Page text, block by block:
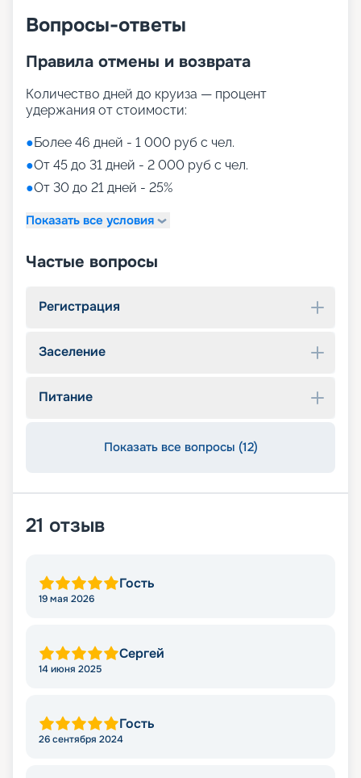
Вопросы-ответы
Правила отмены и возврата
Количество дней до круиза — процент
удержания от стоимости:
●Более 46 дней - 1 000 руб с чел.
●От 45 до 31 дней - 2 000 руб с чел.
●От 30 до 21 дней - 25%
Показать все условия
Частые вопросы
Регистрация
Заселение
Питание
Показать все вопросы (12)
21 отзыв
Гость
19 мая 2026
Сергей
14 июня 2025
Гость
26 сентября 2024